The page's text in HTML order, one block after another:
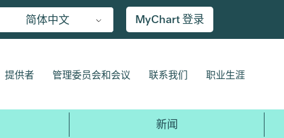
简体中文 MyChart 登录
提供者 管理委员会和会议 联系我们 职业生涯
新闻